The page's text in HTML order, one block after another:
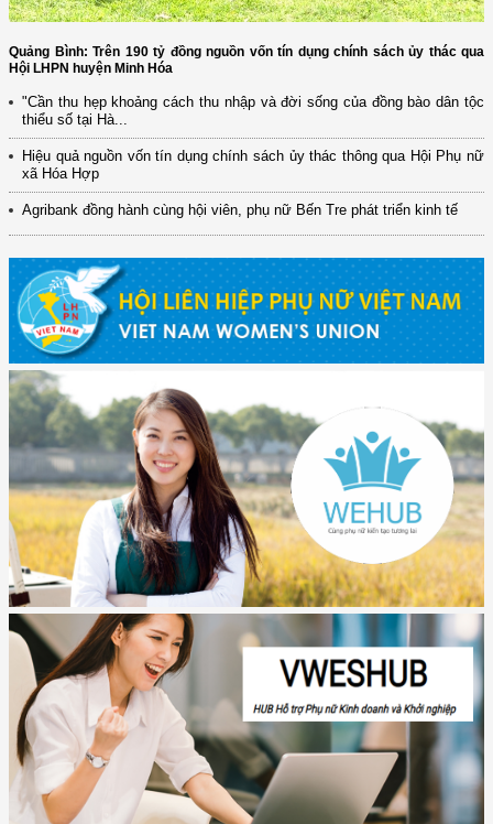
Quảng Bình: Trên 190 tỷ đồng nguồn vốn tín dụng chính sách ủy thác qua
Hội LHPN huyện Minh Hóa
"Cần thu hẹp khoảng cách thu nhập và đời sống của đồng bào dân tộc
thiểu số tại Hà...
Hiệu quả nguồn vốn tín dụng chính sách ủy thác thông qua Hội Phụ nữ
xã Hóa Hợp
Agribank đồng hành cùng hội viên, phụ nữ Bến Tre phát triển kinh tế